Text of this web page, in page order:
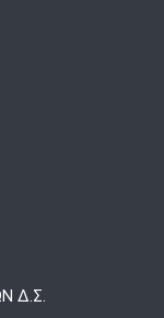
Δ.Σ.